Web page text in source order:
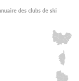
des clubs de ski